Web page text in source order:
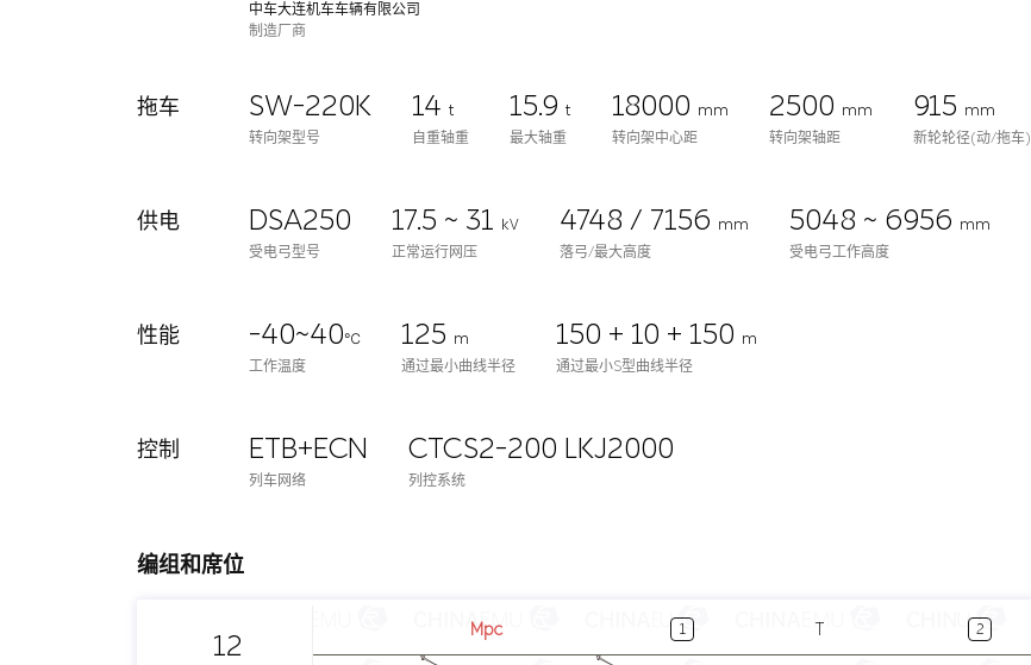
中车大连机车车辆有限公司
制造厂商
拖车 SW-220K
转向架型号
14t
自重轴重
15.9t
最大轴重
18000 mm
转向架中心距
2500 mm
转向架轴距
915 mm
新轮轮径(动/拖车)
供电 DSA250
受电弓型号
17.5 ~ 31
kV
正常运行网压
4748 / 7156 mm
落弓/最大高度
5048 ~ 6956 mm
受电弓工作高度
性能 -40~40℃
工作温度
125 m
通过最小曲线半径
150 + 10 + 150 m
通过最小S型曲线半径
控制 ETB+ECN
列车网络
CTCS2-200 LKJ2000
列控系统
编组和席位
12 Mpc 1 T 2